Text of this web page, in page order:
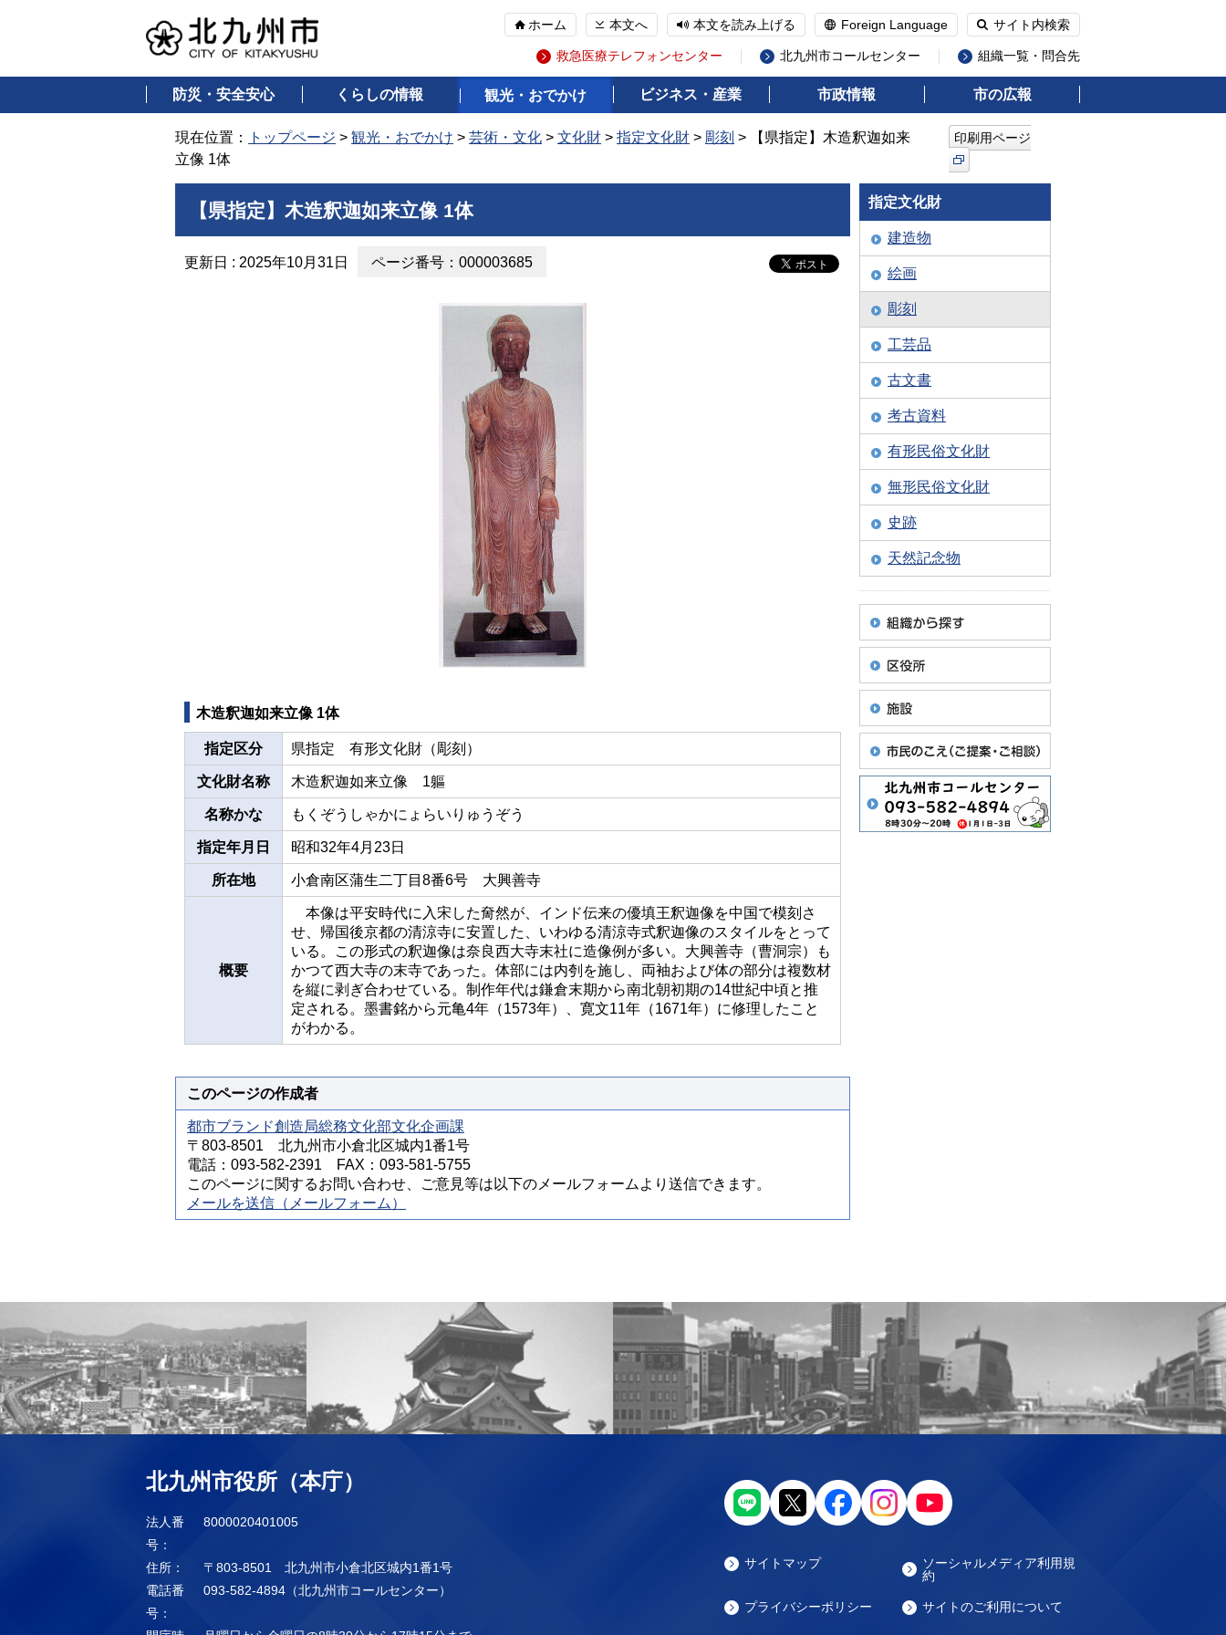
ホーム 本文へ 本文を読み上げる Foreign Language サイト内検索
救急医療テレフォンセンター 北九州市コールセンター 組織一覧・問合先
防災・安全安心 くらしの情報 観光・おでかけ ビジネス・産業 市政情報 市の広報
現在位置： トップページ > 観光・おでかけ > 芸術・文化 > 文化財 > 指定文化財 > 彫刻 > 【県指定】木造釈迦如来
立像 1体
印刷用ページ
【県指定】木造釈迦如来立像 1体
更新日 : 2025年10月31日 ページ番号：000003685
木造釈迦如来立像 1体
指定区分 県指定 有形文化財（彫刻）
文化財名称 木造釈迦如来立像 1軀
名称かな もくぞうしゃかにょらいりゅうぞう
指定年月日 昭和32年4月23日
所在地 小倉南区蒲生二丁目8番6号 大興善寺
概要
本像は平安時代に入宋した奝然が、インド伝来の優填王釈迦像を中国で模刻さ
せ、帰国後京都の清涼寺に安置した、いわゆる清涼寺式釈迦像のスタイルをとって
いる。この形式の釈迦像は奈良西大寺末社に造像例が多い。大興善寺（曹洞宗）も
かつて西大寺の末寺であった。体部には内刳を施し、両袖および体の部分は複数材
を縦に剥ぎ合わせている。制作年代は鎌倉末期から南北朝初期の14世紀中頃と推
定される。墨書銘から元亀4年（1573年）、寛文11年（1671年）に修理したこと
がわかる。
このページの作成者
都市ブランド創造局総務文化部文化企画課
〒803-8501 北九州市小倉北区城内1番1号
電話：093-582-2391 FAX：093-581-5755
このページに関するお問い合わせ、ご意見等は以下のメールフォームより送信できます。
メールを送信（メールフォーム）
指定文化財
建造物
絵画
彫刻
工芸品
古文書
考古資料
有形民俗文化財
無形民俗文化財
史跡
天然記念物
北九州市役所（本庁）
法人番
号：
8000020401005
住所：
〒803-8501 北九州市小倉北区城内1番1号
電話番
号：
093-582-4894（北九州市コールセンター）
サイトマップ
ソーシャルメディア利用規
約
プライバシーポリシー サイトのご利用について